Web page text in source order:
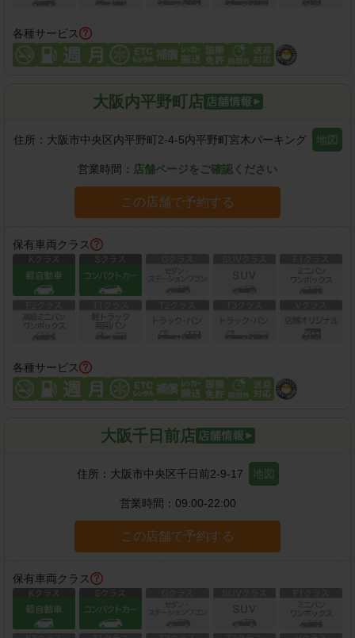
各種サービス
大阪内平野町店
住所： 大阪市中央区内平野町2-4-5内平野町宮木パーキング 地図
営業時間： 店舗ページをご確認ください
この店舗で予約する
保有車両クラス
各種サービス
大阪千日前店
住所： 大阪市中央区千日前2-9-17 地図
営業時間： 09:00-22:00
この店舗で予約する
保有車両クラス